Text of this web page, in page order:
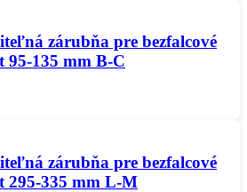
zárubňa pre bezfalcové
95-135 mm B-C
zárubňa pre bezfalcové
295-335 mm L-M